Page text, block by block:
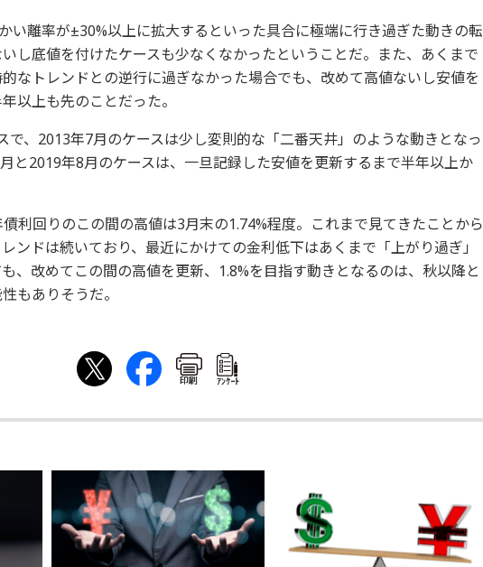
い離率が±30%以上に拡大するといった具合に極端に行き過ぎた動きの転
し底値を付けたケースも少なくなかったということだ。また、あくまで
なトレンドとの逆行に過ぎなかった場合でも、改めて高値ないし安値を
以上も先のことだった。
で、2013年7月のケースは少し変則的な「二番天井」のような動きとなっ
と2019年8月のケースは、一旦記録した安値を更新するまで半年以上か
利回りのこの間の高値は3月末の1.74%程度。これまで見てきたことから
ンドは続いており、最近にかけての金利低下はあくまで「上がり過ぎ」
、改めてこの間の高値を更新、1.8%を目指す動きとなるのは、秋以降と
もありそうだ。
印刷 ｱﾝｹｰﾄ